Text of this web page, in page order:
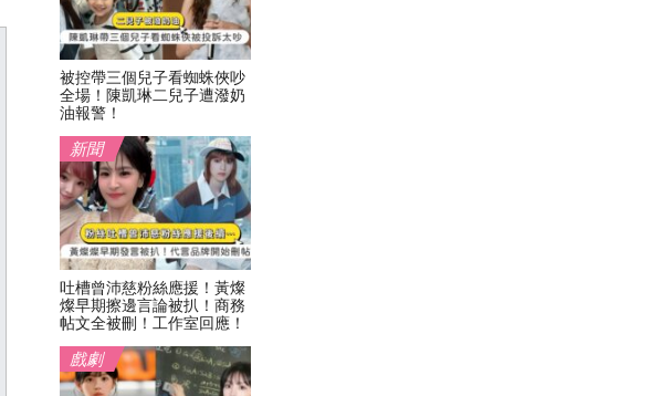
被控帶三個兒子看蜘蛛俠吵
全場！陳凱琳二兒子遭潑奶
油報警！
新聞
吐槽曾沛慈粉絲應援！黃燦
燦早期擦邊言論被扒！商務
帖文全被刪！工作室回應！
戲劇